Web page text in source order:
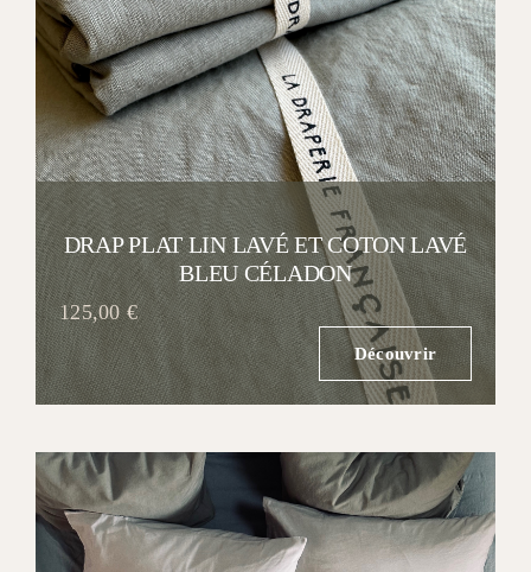
DRAP PLAT LIN LAVÉ ET COTON LAVÉ
BLEU CÉLADON
125,00 €
Découvrir